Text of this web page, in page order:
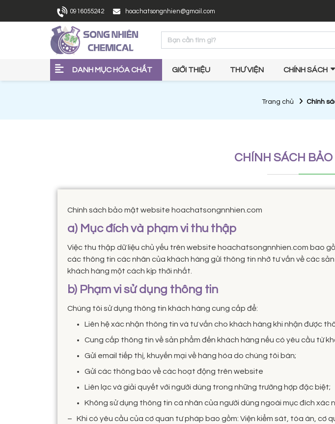
0916055242 hoachatsongnhien@gmail.com
DANH MỤC HÓA CHẤT GIỚI THIỆU THƯ VIỆN CHÍNH SÁCH
Trang chủ Chính
CHÍNH SÁCH
Chính sách bảo mật website hoachatsongnnhien.com
a) Mục đích và phạm vi thu thập
Việc thu thập dữ liệu chủ yếu trên website hoachatsongnnhien.com bao
các thông tin các nhân của khách hàng gửi thông tin nhờ tư vấn về các
khách hàng một cách kịp thời nhất.
b) Phạm vi sử dụng thông tin
Chúng tôi sử dụng thông tin khách hàng cung cấp để:
Liên hệ xác nhận thông tin và tư vấn cho khách hàng khi nhận được
Cung cấp thông tin về sản phẩm đến khách hàng nếu có yêu cầu từ
Gửi email tiếp thị, khuyến mại về hàng hóa do chúng tôi bán;
Gửi các thông báo về các hoạt động trên website
Liên lạc và giải quyết với người dùng trong những trường hợp đặc biệt;
Không sử dụng thông tin cá nhân của người dùng ngoài mục đích xác
– Khi có yêu cầu của cơ quan tư pháp bao gồm: Viện kiểm sát, tòa án, cơ